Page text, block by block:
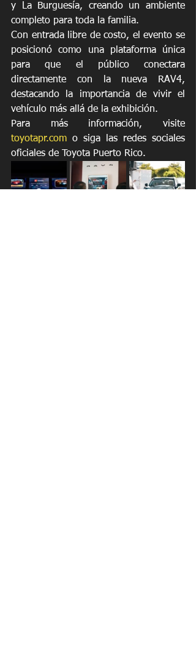
y La Burguesía, creando un ambiente
completo para toda la familia.
Con entrada libre de costo, el evento se
posicionó como una plataforma única
para que el público conectara
directamente con la nueva RAV4,
destacando la importancia de vivir el
vehículo más allá de la exhibición.
toyotapr.com o siga las redes sociales
oficiales de Toyota Puerto Rico.